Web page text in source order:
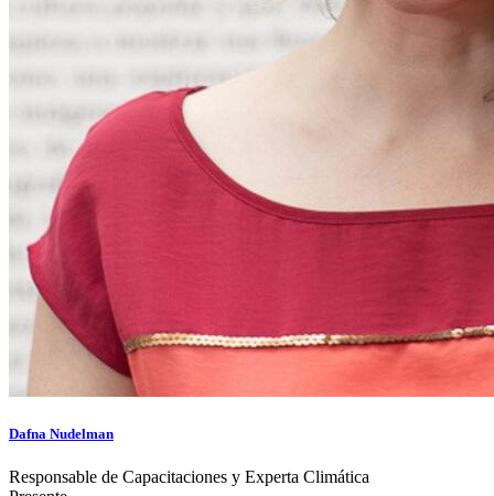
Dafna Nudelman
Responsable de Capacitaciones y Experta Climática